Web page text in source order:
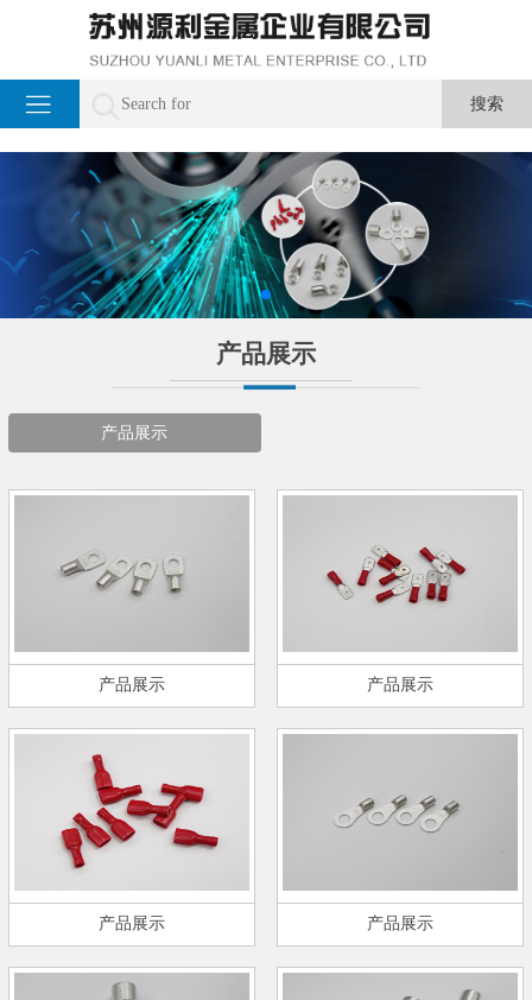
产品展示
产品展示
产品展示 产品展示
产品展示 产品展示